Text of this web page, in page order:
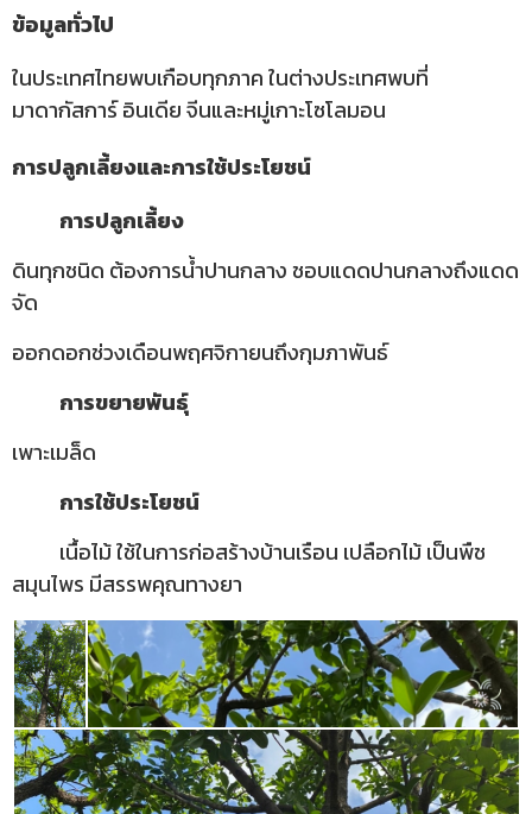
ข้อมูลทั่วไป
ในประเทศไทยพบเกือบทุกภาค ในต่างประเทศพบที่
มาดากัสการ์ อินเดีย จีนและหมู่เกาะโซโลมอน
การปลูกเลี้ยงและการใช้ประโยชน์
การปลูกเลี้ยง
ดินทุกชนิด ต้องการน้ำปานกลาง ชอบแดดปานกลางถึงแดด
จัด
ออกดอกช่วงเดือนพฤศจิกายนถึงกุมภาพันธ์
การขยายพันธุ์
เพาะเมล็ด
การใช้ประโยชน์
เนื้อไม้ ใช้ในการก่อสร้างบ้านเรือน เปลือกไม้ เป็นพืช
สมุนไพร มีสรรพคุณทางยา